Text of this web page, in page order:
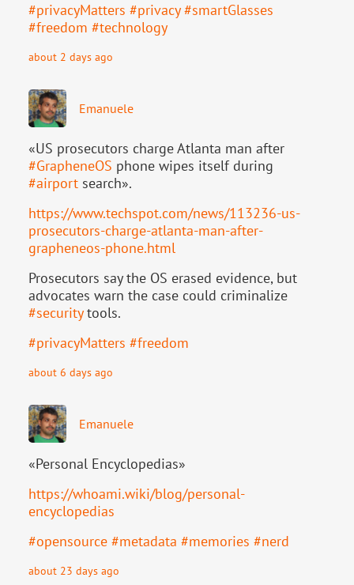
#privacyMatters #privacy #smartGlasses
#freedom #technology
about 2 days ago
Emanuele
«US prosecutors charge Atlanta man after
#GrapheneOS phone wipes itself during
#airport search».
https://www.techspot.com/news/113236-us-
prosecutors-charge-atlanta-man-after-
grapheneos-phone.html
Prosecutors say the OS erased evidence, but
advocates warn the case could criminalize
#securitytools.
#privacyMatters #freedom
about 6 days ago
Emanuele
«Personal Encyclopedias»
https://whoami.wiki/blog/personal-
encyclopedias
#opensource #metadata #memories #nerd
about 23 days ago